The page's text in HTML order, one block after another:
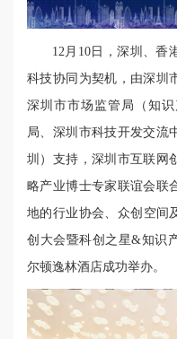
12月10日，深圳、香
科技协同为契机，由深圳
深圳市市场监管局（知
局、深圳市科技开发交流
圳）支持，深圳市互联网
略产业博士专家联谊会联
地的行业协会、众创空间
创大会暨科创之星&知识
尔顿逸林酒店成功举办。